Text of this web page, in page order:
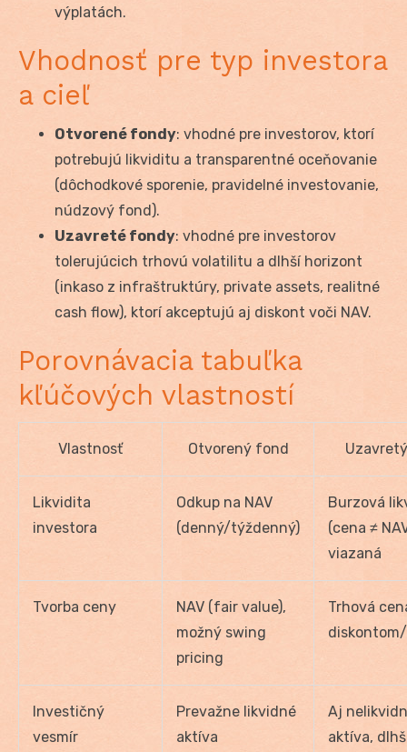
výplatách.
Vhodnosť pre typ investora
a cieľ
Otvorené fondy: vhodné pre investorov, ktorí
potrebujú likviditu a transparentné oceňovanie
(dôchodkové sporenie, pravidelné investovanie,
núdzový fond).
Uzavreté fondy: vhodné pre investorov
tolerujúcich trhovú volatilitu a dlhší horizont
(inkaso z infraštruktúry, private assets, realitné
cash flow), ktorí akceptujú aj diskont voči NAV.
Porovnávacia tabuľka
kľúčových vlastností
Vlastnosť Otvorený fond
Likvidita
investora
Odkup na NAV
(denný/týždenný)
Burzová
(cena ≠
viazaná
Tvorba ceny
NAV (fair value),
možný swing
pricing
Trhová
Investičný
vesmír
Prevažne likvidné
aktíva
Aj
aktíva,